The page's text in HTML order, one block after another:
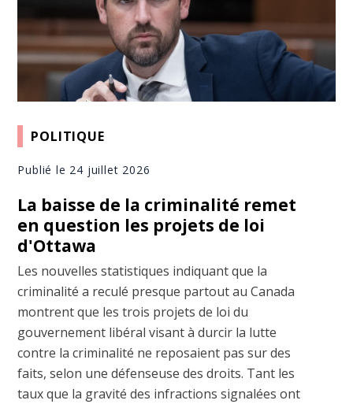
POLITIQUE
Publié le 24 juillet 2026
La baisse de la criminalité remet
en question les projets de loi
d'Ottawa
Les nouvelles statistiques indiquant que la
criminalité a reculé presque partout au Canada
montrent que les trois projets de loi du
gouvernement libéral visant à durcir la lutte
contre la criminalité ne reposaient pas sur des
faits, selon une défenseuse des droits. Tant les
taux que la gravité des infractions signalées ont